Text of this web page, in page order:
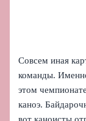
Совсем иная
команды.
этом
каноэ.